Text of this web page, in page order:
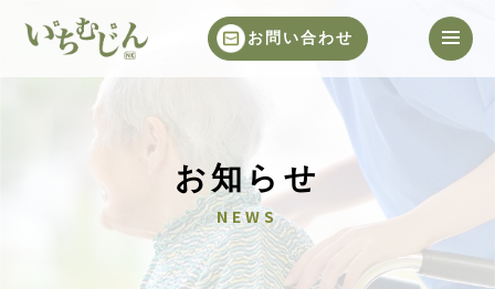
お問い合わせ
お知らせ
NEWS